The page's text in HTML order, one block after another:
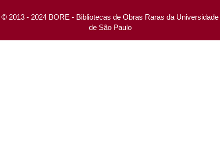
© 2013 - 2024 BORE - Bibliotecas de Obras Raras da Universidade
de São Paulo